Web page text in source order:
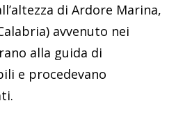
di Ardore Marina,
avvenuto nei
alla guida di
e procedevano